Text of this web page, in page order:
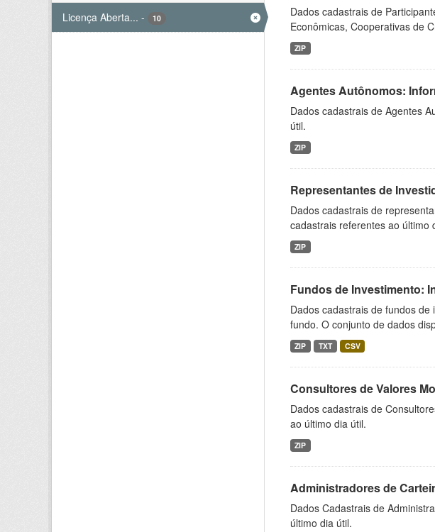
Licença Aberta... - 10
Dados cadastrais de
Econômicas, Cooperativas de
ZIP
Agentes Autônomos:
Dados cadastrais de Agentes
útil.
ZIP
Representantes de
Dados cadastrais de
cadastrais referentes ao último
ZIP
Fundos de Investimento:
Dados cadastrais de fundos
fundo. O conjunto de dados
ZIP TXT CSV
Consultores de Valores
Dados cadastrais de
ao último dia útil.
ZIP
Administradores de
Dados Cadastrais de
último dia útil.